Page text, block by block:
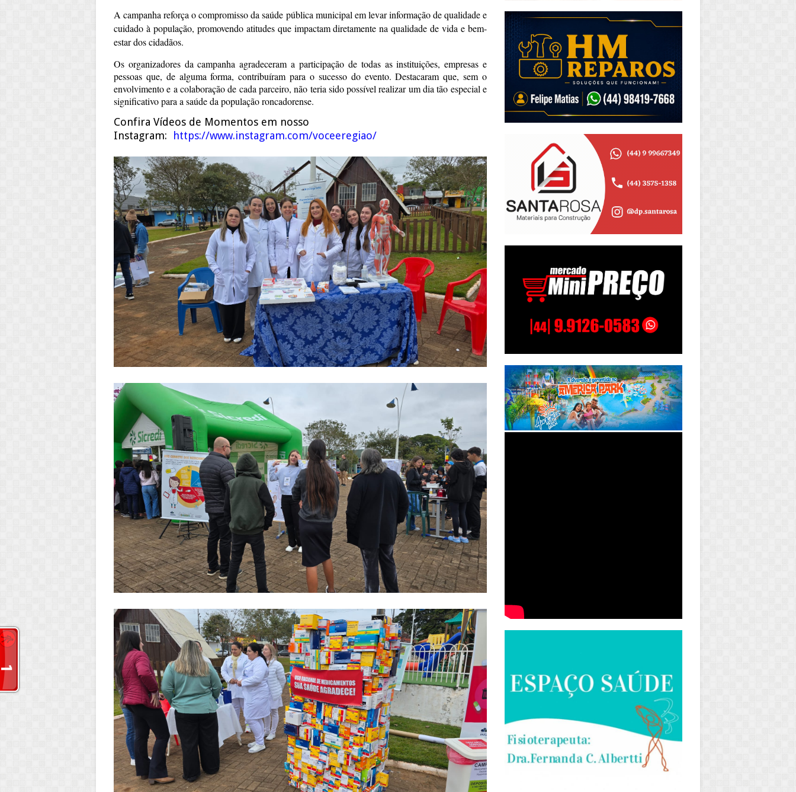
A campanha reforça o compromisso da saúde pública municipal em levar informação de qualidade e
cuidado à população, promovendo atitudes que impactam diretamente na qualidade de vida e bem-
estar dos cidadãos.
Os organizadores da campanha agradeceram a participação de todas as instituições, empresas e
pessoas que, de alguma forma, contribuíram para o sucesso do evento. Destacaram que, sem o
envolvimento e a colaboração de cada parceiro, não teria sido possível realizar um dia tão especial e
significativo para a saúde da população roncadorense.
Confira Vídeos de Momentos em nosso
Instagram:
https://www.instagram.com/voceeregiao/